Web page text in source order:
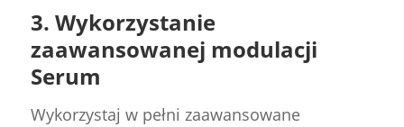
3. Wykorzystanie
zaawansowanej modulacji
Serum
Wykorzystaj w pełni zaawansowane